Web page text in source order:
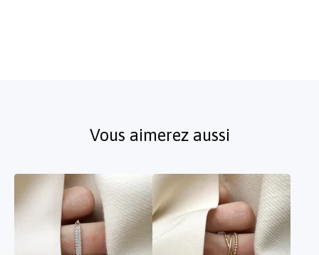
Vous aimerez aussi